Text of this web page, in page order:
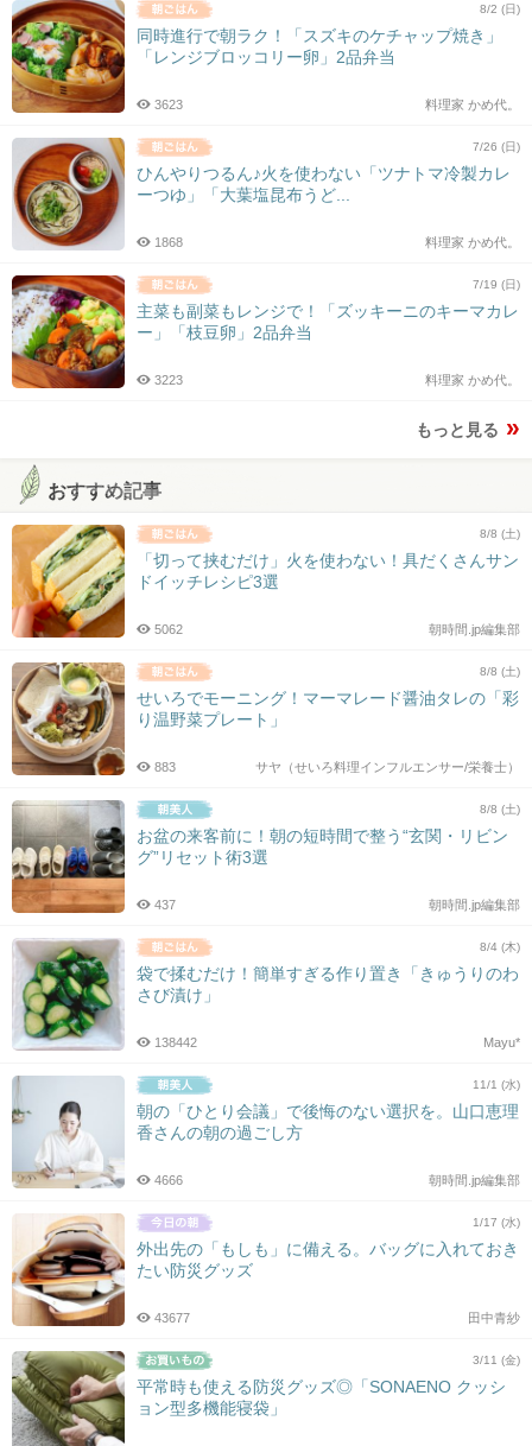
8/2 (日)
同時進行で朝ラク！「スズキのケチャップ焼き」
「レンジブロッコリー卵」2品弁当
料理家 かめ代。
3623
7/26 (日)
ひんやりつるん♪火を使わない「ツナトマ冷製カレ
ーつゆ」「大葉塩昆布うど...
料理家 かめ代。
1868
7/19 (日)
主菜も副菜もレンジで！「ズッキーニのキーマカレ
ー」「枝豆卵」2品弁当
料理家 かめ代。
3223
もっと見る
おすすめ記事
8/8 (土)
「切って挟むだけ」火を使わない！具だくさんサン
ドイッチレシピ3選
朝時間.jp編集部
5062
8/8 (土)
せいろでモーニング！マーマレード醤油タレの「彩
り温野菜プレート」
サヤ（せいろ料理インフルエンサー/栄養士）
883
8/8 (土)
お盆の来客前に！朝の短時間で整う“玄関・リビン
グ”リセット術3選
朝時間.jp編集部
437
8/4 (木)
袋で揉むだけ！簡単すぎる作り置き「きゅうりのわ
さび漬け」
Mayu*
138442
11/1 (水)
朝の「ひとり会議」で後悔のない選択を。山口恵理
香さんの朝の過ごし方
朝時間.jp編集部
4666
1/17 (水)
外出先の「もしも」に備える。バッグに入れておき
たい防災グッズ
田中青紗
43677
3/11 (金)
平常時も使える防災グッズ◎「SONAENO クッシ
ョン型多機能寝袋」